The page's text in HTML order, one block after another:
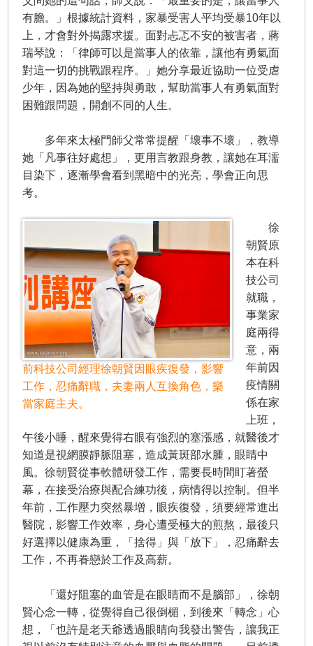
有膽。」根據統計資料，家暴受害人平均受暴10年以
上，才會對外揭露求援。面對忐忑不安的被害者，蔣
瑞琴說：「律師可以是當事人的依靠，讓他有勇氣面
對這一切的挑戰跟程序。」她分享最近協助一位受虐
少年，因為她的堅持與勇敢，幫助當事人有勇氣面對
困難跟問題，開創不同的人生。
多年來太極門師父常常提醒「壞事不壞」，教導
她「凡事往好處想」，更用言教跟身教，讓她在耳濡
目染下，逐漸學會看到黑暗中的光亮，學會正向思
考。
前科技公司經理徐朝賢因眼疾復發，影響
工作，忍痛辭職，夫妻兩人互換角色，樂
當家庭主夫。
徐
朝賢原
本在科
技公司
就職，
事業家
庭兩得
意，兩
年前因
疫情關
係在家
上班，
午後小睡，醒來覺得右眼有強烈的塞漲感，就醫後才
知道是視網膜靜脈阻塞，造成黃斑部水腫，眼睛中
風。徐朝賢從事軟體研發工作，需要長時間盯著螢
幕，在接受治療與配合練功後，病情得以控制。但半
年前，工作壓力突然暴增，眼疾復發，須要經常進出
醫院，影響工作效率，身心遭受極大的煎熬，最後只
好選擇以健康為重，「捨得」與「放下」，忍痛辭去
工作，不再眷戀於工作及高薪。
「還好阻塞的血管是在眼睛而不是腦部」，徐朝
賢心念一轉，從覺得自己很倒楣，到後來「轉念」心
想，「也許是老天爺透過眼睛向我發出警告，讓我正